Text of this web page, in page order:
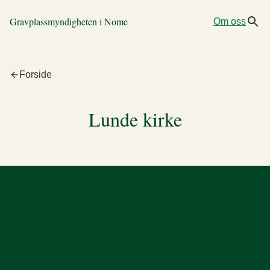
Gravplassmyndigheten i Nome Om oss
Forside
Lunde kirke